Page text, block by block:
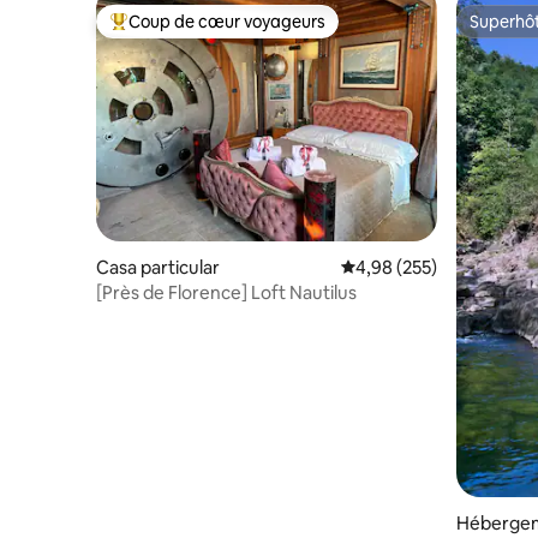
Coups de cœur voyageurs les plus appréciés
Coup de cœur voyageurs
Casa particular Évaluation moyenne
4,98 (255)
[Près de Florence] Loft Nautilus